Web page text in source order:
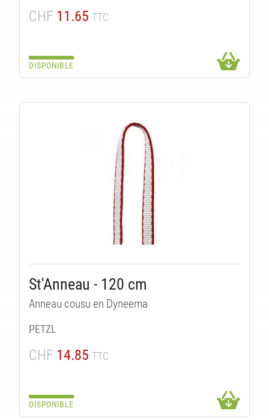
CHF 11.65 TTC
DISPONIBLE
St'Anneau - 120 cm
Anneau cousu en Dyneema
PETZL
CHF 14.85 TTC
DISPONIBLE